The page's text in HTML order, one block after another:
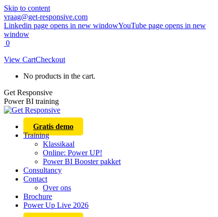
Skip to content
vraag@get-responsive.com
Linkedin page opens in new windowYouTube page opens in new
window
0
View CartCheckout
No products in the cart.
Get Responsive
Power BI training
Gratis demo
Training
Klassikaal
Online: Power UP!
Power BI Booster pakket
Consultancy
Contact
Over ons
Brochure
Power Up Live 2026